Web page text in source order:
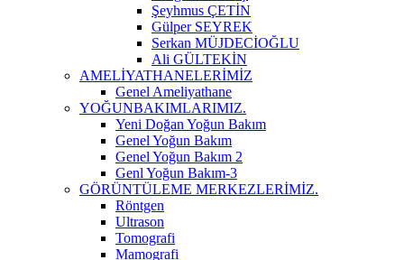
Şeyhmus ÇETİN
Gülper SEYREK
Serkan MÜJDECİOĞLU
Ali GÜLTEKİN
AMELİYATHANELERİMİZ
Genel Ameliyathane
YOĞUNBAKIMLARIMIZ.
Yeni Doğan Yoğun Bakım
Genel Yoğun Bakım
Genel Yoğun Bakım 2
Genl Yoğun Bakım-3
GÖRÜNTÜLEME MERKEZLERİMİZ.
Röntgen
Ultrason
Tomografi
Mamografi